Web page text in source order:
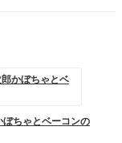
ぼちゃとベーコンの